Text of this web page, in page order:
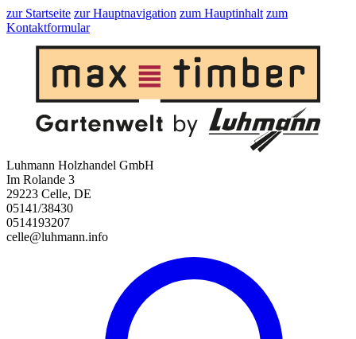
zur Startseite zur Hauptnavigation zum Hauptinhalt zum
Kontaktformular
Luhmann Holzhandel GmbH
Im Rolande 3
29223 Celle, DE
05141/38430
0514193207
celle@luhmann.info